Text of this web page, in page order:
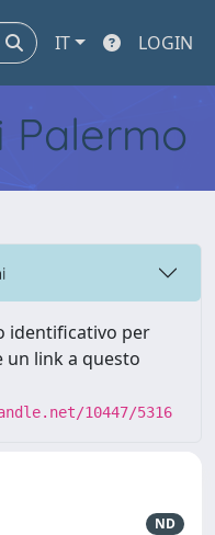
IT LOGIN
Palermo
identificativo per
un link a questo
10447/5316
ND